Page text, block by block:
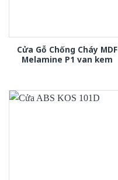
Cửa Gỗ Chống Cháy MDF
Melamine P1 van kem